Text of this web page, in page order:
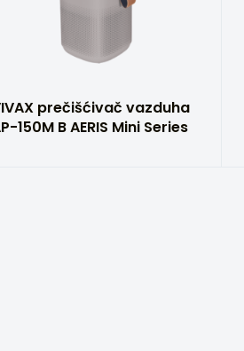
prečišćivač vazduha
150M B AERIS Mini Series